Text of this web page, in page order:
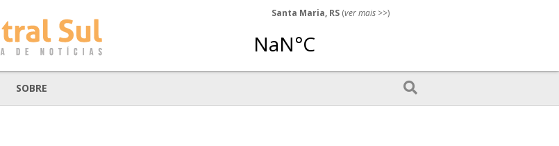
Santa Maria, RS (ver mais >>)
SOBRE